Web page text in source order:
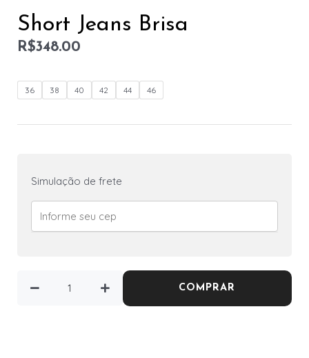
Short Jeans Brisa
R$348.00
36 38 40 42 44 46
Simulação de frete
COMPRAR